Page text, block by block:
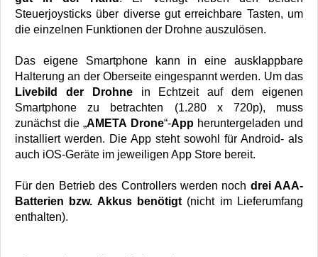
Steuerjoysticks über diverse gut erreichbare Tasten, um
die einzelnen Funktionen der Drohne auszulösen.
Das eigene Smartphone kann in eine ausklappbare
Halterung an der Oberseite eingespannt werden. Um das
Livebild der Drohnein Echtzeit auf dem eigenen
Smartphone zu betrachten (1.280 x 720p), muss
zunächst die „AMETA Drone“-Appheruntergeladen und
installiert werden. Die App steht sowohl für Android- als
auch iOS-Geräte im jeweiligen App Store bereit.
Für den Betrieb des Controllers werden noch drei AAA-
Batterien bzw. Akkus benötigt (nicht im Lieferumfang
enthalten).